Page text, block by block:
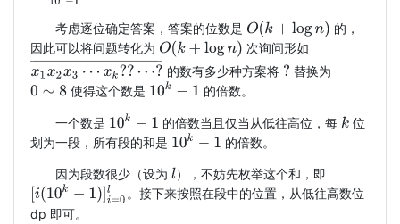
考虑逐位确定答案，答案的位数是 O(k+ logn)
的，
因此可以将问题转化为 O(k+ logn)
次询问形如
x1x2x3⋯xk??⋯?¯ 的数有多少种方案将 ? 替换为
0 ∼8 使得这个数是 10k−1 的倍数。
一个数是 10k−1 的倍数当且仅当从低往高位，每 k 位
划为一段，所有段的和是 10k−1 的倍数。
因为段数很少（设为 l），不妨先枚举这个和，即
[i(10k− 1)] = 0l
。接下来按照在段中的位置，从低往高数位
dp 即可。